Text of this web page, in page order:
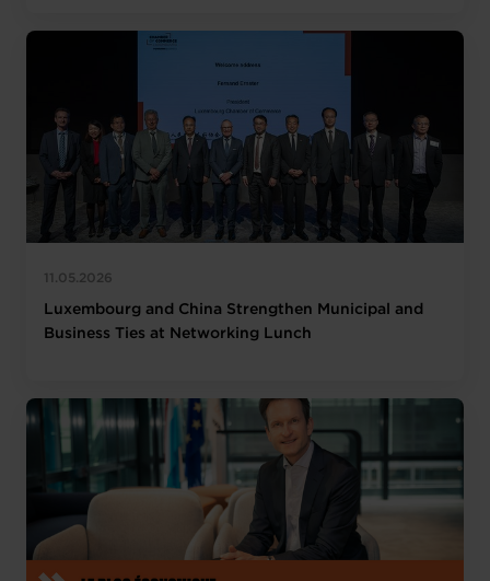
11.05.2026
Luxembourg and China Strengthen Municipal and
Business Ties at Networking Lunch